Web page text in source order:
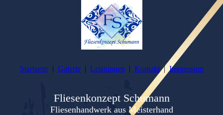
Startseite Galerie Leistungen Kontakt Impressum
Fliesenkonzept Schumann
Fliesenhandwerk aus Meisterhand